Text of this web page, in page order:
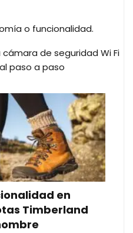
o funcionalidad.
de seguridad Wi Fi
paso a paso
en
Timberland